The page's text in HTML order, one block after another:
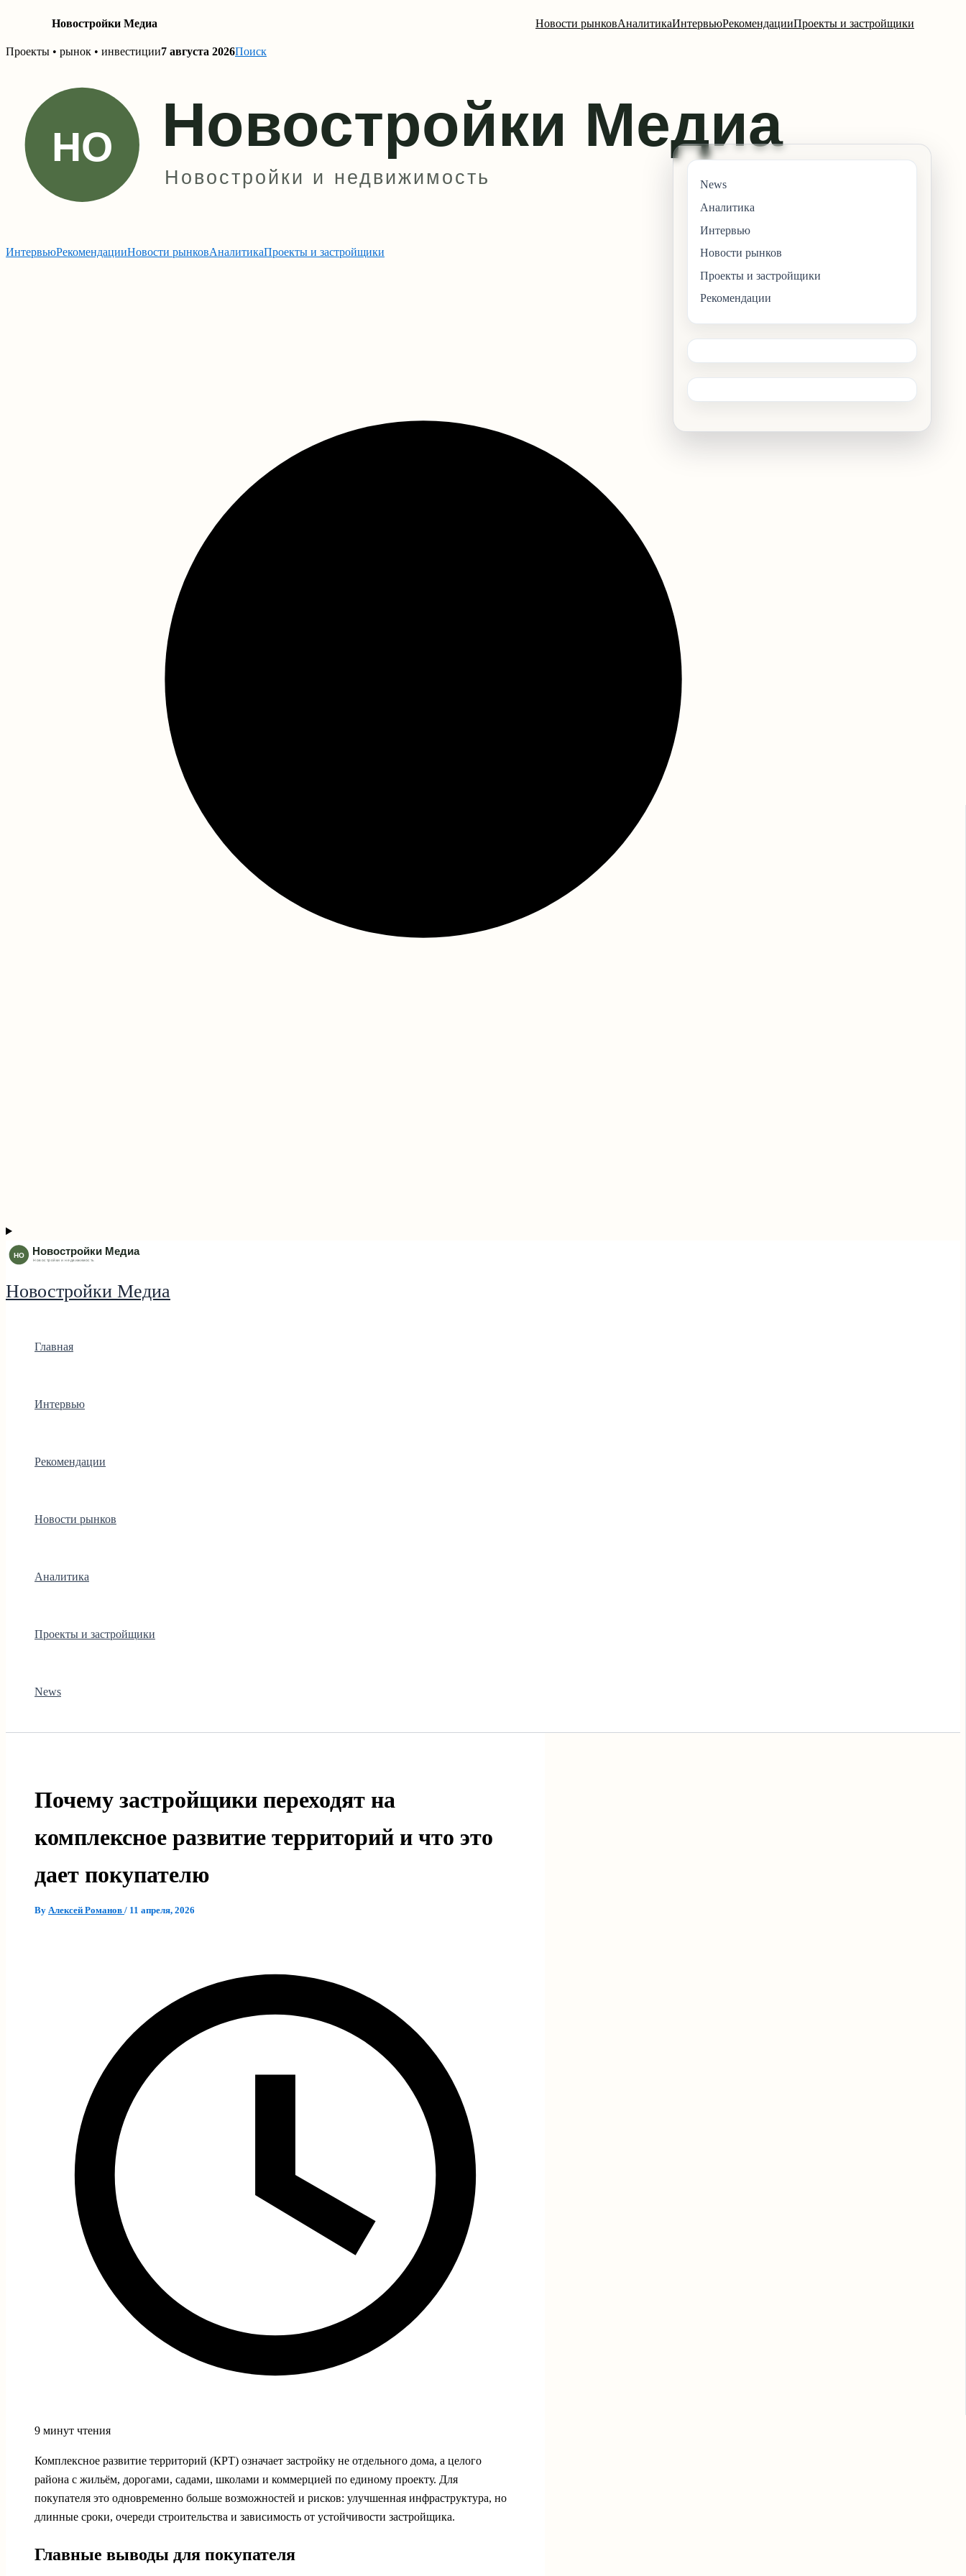
Новостройки Медиа Новости рынковАналитикаИнтервьюРекомендацииПроекты и застройщики
Skip
Проекты • рынок • инвестиции7 августа 2026Поиск
ИнтервьюРекомендацииНовости рынковАналитикаПроекты и застройщики
Новостройки Медиа
Главная
Интервью
Рекомендации
Новости рынков
Аналитика
Проекты и застройщики
News
Почему застройщики переходят на
комплексное развитие территорий и что это
дает покупателю
By Алексей Романов / 11 апреля, 2026
9 минут чтения
Комплексное развитие территорий (КРТ) означает застройку не отдельного дома, а целого
района с жильём, дорогами, садами, школами и коммерцией по единому проекту. Для
покупателя это одновременно больше возможностей и рисков: улучшенная инфраструктура, но
длинные сроки, очереди строительства и зависимость от устойчивости застройщика.
Главные выводы для покупателя
News
Аналитика
Интервью
Новости рынков
Проекты и застройщики
Рекомендации